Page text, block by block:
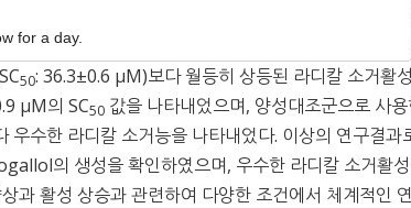
구조 동정하였다. 분리된 화합물은 라디칼 소거활성
우 강한 라디칼 소거활성을 나타내었고, ABTS 라
50: 36.3±0.6 μM)보다 월등히 상등된 라디칼 소거활
μM의 SC50 값을 나타내었으며, 양성대조군으로 사
우수한 라디칼 소거능을 나타내었다. 이상의 연구결
의 생성을 확인하였으며, 우수한 라디칼 소거활
과 활성 상승과 관련하여 다양한 조건에서 체계적인
for a day.